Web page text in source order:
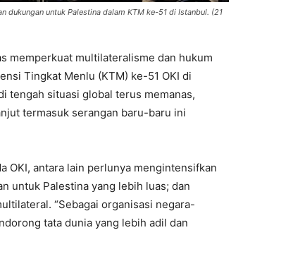
dukungan untuk Palestina dalam KTM ke-51 di Istanbul. (21
memperkuat multilateralisme dan hukum
Tingkat Menlu (KTM) ke-51 OKI di
tengah situasi global terus memanas,
termasuk serangan baru-baru ini
OKI, antara lain perlunya mengintensifkan
untuk Palestina yang lebih luas; dan
“Sebagai organisasi negara-
tata dunia yang lebih adil dan